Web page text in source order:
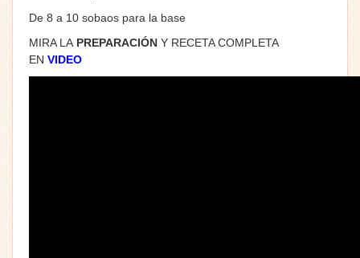
De 8 a 10 sobaos para la base
MIRA LA PREPARACIÓN Y RECETA COMPLETA
EN VIDEO